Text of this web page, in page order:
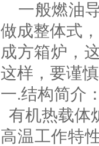
一般燃油
做成整体式
成方箱炉，
这样，要谨
一.结构简介
有机热载体
高温工作特